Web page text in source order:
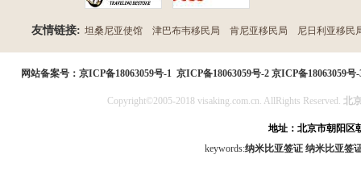
友情链接: 坦桑尼亚使馆 津巴布韦移民局 肯尼亚移民局 尼日利亚移民
网站备案号： 京ICP备18063059号-1 京ICP备18063059号-2 京ICP备18063059号-
Copyright©2005-2018 visaking.com.cn. AllRights Reserved. 北
地址：北京市朝阳区
keywords:纳米比亚签证 纳米比亚签